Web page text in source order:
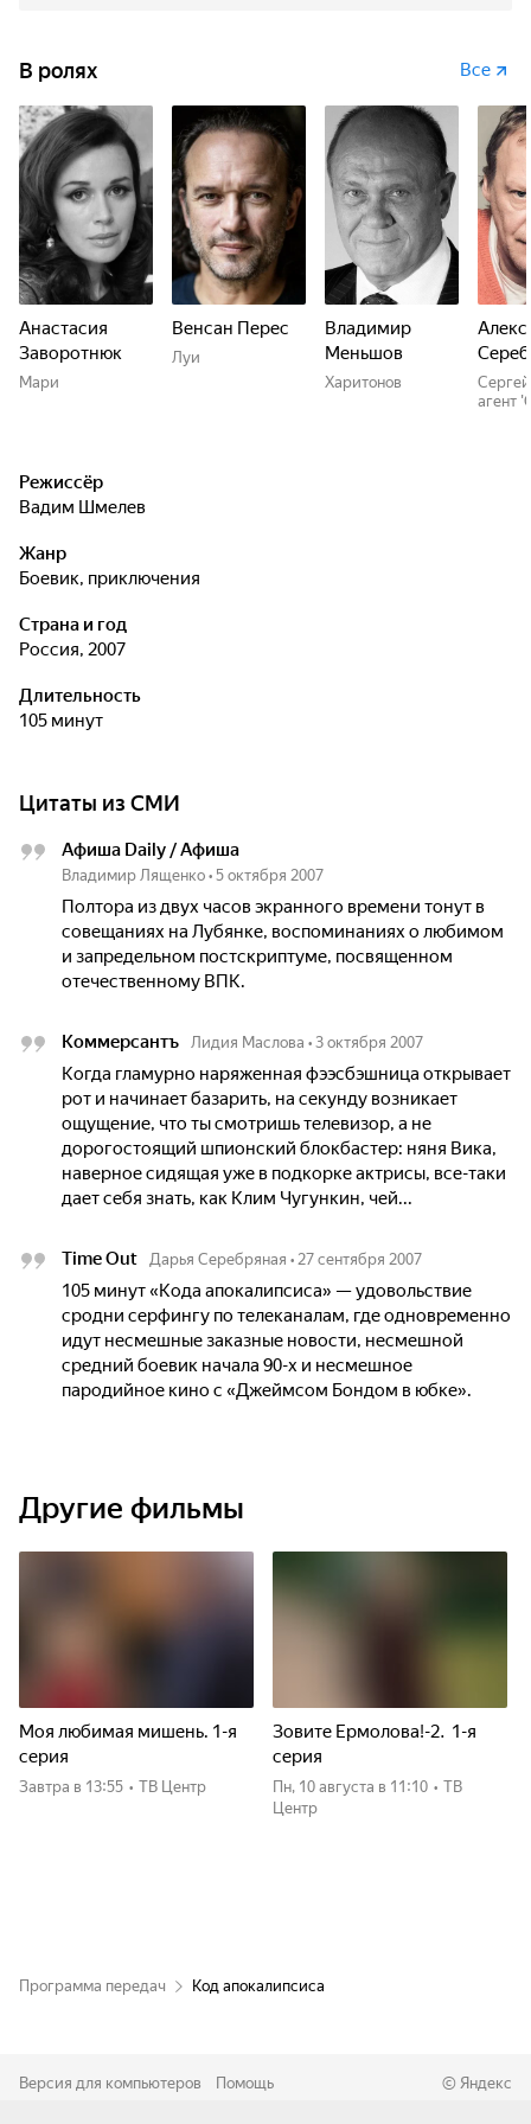
В ролях Все
Анастасия
Заворотнюк
Мари
Венсан Перес
Луи
Владимир
Меньшов
Харитонов
агент
Режиссёр
Вадим Шмелев
Жанр
боевик, приключения
Страна и год
Россия, 2007
Длительность
105 минут
Цитаты из СМИ
Афиша Daily / Афиша
Владимир Лященко • 5 октября 2007
Полтора из двух часов экранного времени тонут в
совещаниях на Лубянке, воспоминаниях о любимом
и запредельном постскриптуме, посвященном
отечественному ВПК.
Коммерсантъ Лидия Маслова • 3 октября 2007
Когда гламурно наряженная фээсбэшница открывает
рот и начинает базарить, на секунду возникает
ощущение, что ты смотришь телевизор, а не
дорогостоящий шпионский блокбастер: няня Вика,
наверное сидящая уже в подкорке актрисы, все-таки
дает себя знать, как Клим Чугункин, чей...
Time Out Дарья Серебряная • 27 сентября 2007
105 минут «Кода апокалипсиса» — удовольствие
сродни серфингу по телеканалам, где одновременно
идут несмешные заказные новости, несмешной
средний боевик начала 90-х и несмешное
пародийное кино с «Джеймсом Бондом в юбке».
Другие фильмы
Моя любимая мишень. 1-я
серия
Завтра в 13:55 • ТВ Центр
Зовите Ермолова!-2. 1-я
серия
пн, 10 августа в 11:10 • ТВ
Центр
Программа передач Код апокалипсиса
Версия для компьютеров Помощь © Яндекс